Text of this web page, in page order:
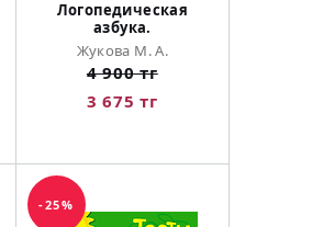
Логопедическая
азбука.
Жукова М. А.
4 900 тг
3 675 тг
-25%